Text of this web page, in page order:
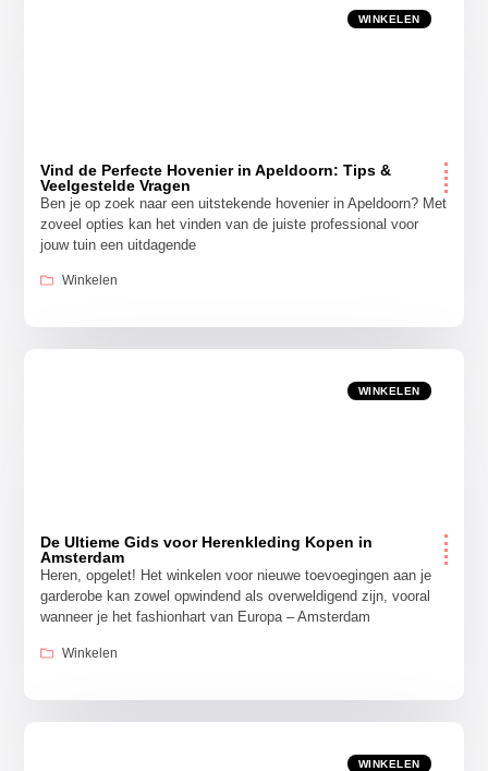
WINKELEN
Vind de Perfecte Hovenier in Apeldoorn: Tips &
Veelgestelde Vragen
Ben je op zoek naar een uitstekende hovenier in Apeldoorn? Met
zoveel opties kan het vinden van de juiste professional voor
jouw tuin een uitdagende
Winkelen
WINKELEN
De Ultieme Gids voor Herenkleding Kopen in
Amsterdam
Heren, opgelet! Het winkelen voor nieuwe toevoegingen aan je
garderobe kan zowel opwindend als overweldigend zijn, vooral
wanneer je het fashionhart van Europa – Amsterdam
Winkelen
WINKELEN